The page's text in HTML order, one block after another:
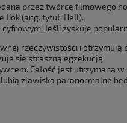
przez twórcę filmowego
(ang. tytuł: Hell).
Jeśli zyskuje
rzeczywistości i otrzymują
się straszną egzekucją.
Całość jest utrzymana
zjawiska paranormalne